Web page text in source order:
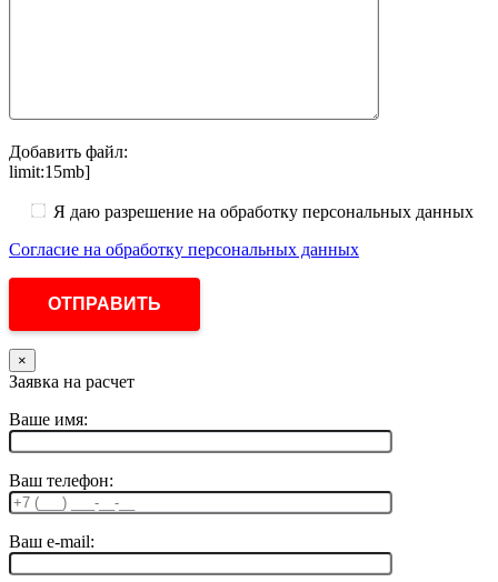
Добавить файл:
limit:15mb]
Я даю разрешение на обработку персональных данных
Согласие на обработку персональных данных
×
Заявка на расчет
Ваше имя:
Ваш телефон:
Ваш e-mail: